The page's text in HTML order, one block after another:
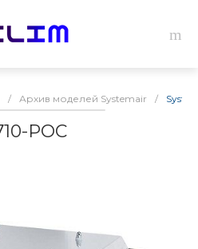
/ Архив моделей Systemair /
POC